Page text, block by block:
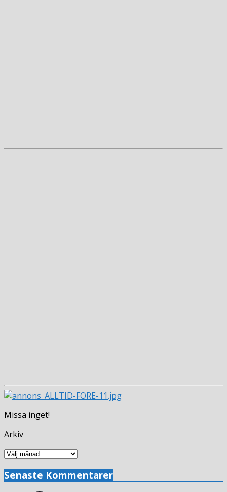
Missa inget!
Arkiv
Arkiv
Senaste Kommentarer